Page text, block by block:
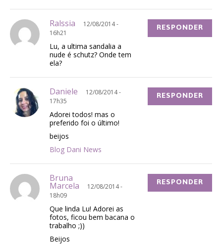
Ralssia
12/08/2014 -
16h21
Lu, a ultima sandalia a
nude é schutz? Onde tem
ela?
RESPONDER
Daniele
12/08/2014 -
17h35
Adorei todos! mas o
preferido foi o último!
beijos
Blog Dani News
RESPONDER
Bruna
Marcela
12/08/2014 -
18h09
Que linda Lu! Adorei as
fotos, ficou bem bacana o
trabalho ;))
Beijos
RESPONDER